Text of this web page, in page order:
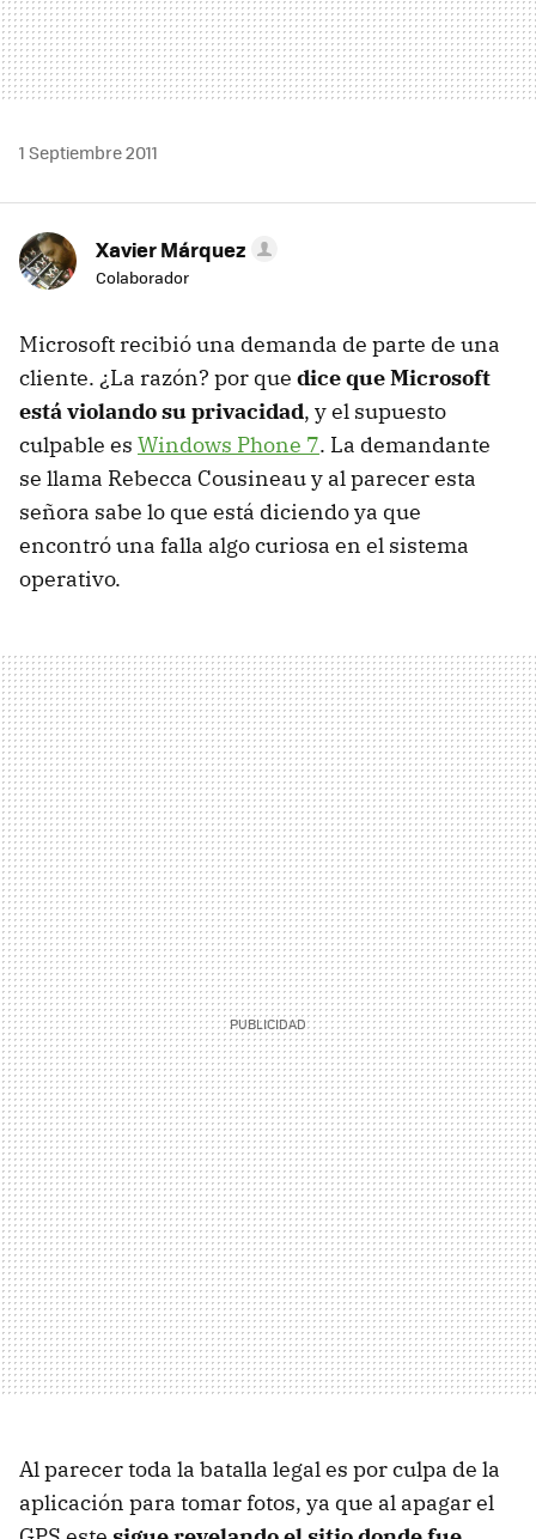
1 Septiembre 2011
Xavier Márquez
Colaborador
Microsoft recibió una demanda de parte de una
cliente. ¿La razón? por que dice que Microsoft
está violando su privacidad, y el supuesto
culpable es Windows Phone 7. La demandante
se llama Rebecca Cousineau y al parecer esta
señora sabe lo que está diciendo ya que
encontró una falla algo curiosa en el sistema
operativo.
Al parecer toda la batalla legal es por culpa de la
aplicación para tomar fotos, ya que al apagar el